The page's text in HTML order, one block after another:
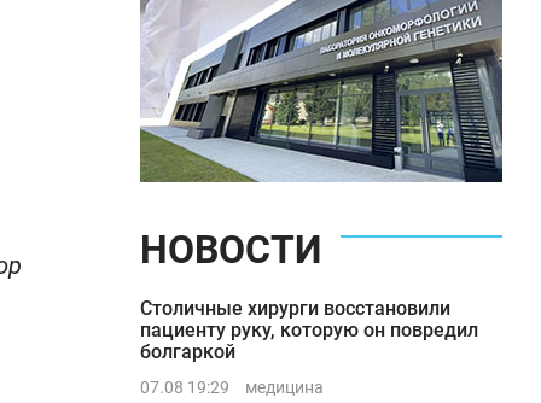
НОВОСТИ
Столичные хирурги восстановили
пациенту руку, которую он повредил
болгаркой
07.08 19:29 медицина